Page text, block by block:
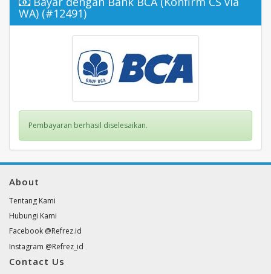
WA) (#12491)
Pembayaran berhasil diselesaikan.
About
Tentang Kami
Hubungi Kami
Facebook @Refrez.id
Instagram @Refrez_id
Contact Us